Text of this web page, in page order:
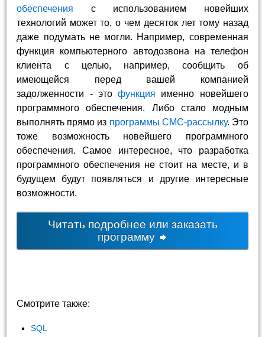
обеспечения с использованием новейших
технологий может то, о чем десяток лет тому назад
даже подумать не могли. Например, современная
функция компьютерного автодозвона на телефон
клиента с целью, например, сообщить об
имеющейся перед вашей компанией
задолженности - этофункция именно новейшего
программного обеспечения. Либо стало модным
выполнять прямо из программы СМС-рассылку. Это
тоже возможность новейшего программного
обеспечения. Самое интересное, что разработка
программного обеспечения не стоит на месте, и в
будущем будут появляться и другие интересные
возможности.
Читать подробнее или заказать
программу
Смотрите также:
SQL